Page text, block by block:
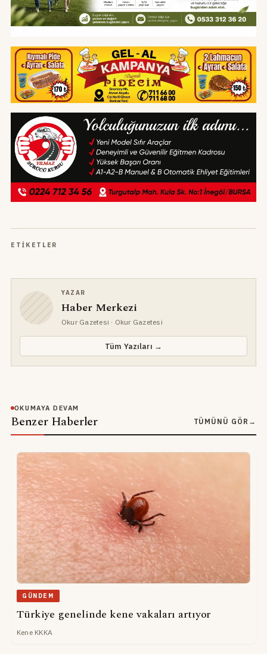
ETIKETLER
YAZAR
Haber Merkezi
Okur Gazetesi · Okur Gazetesi
Tüm Yazıları →
OKUMAYA DEVAM
Benzer Haberler TÜMÜNÜ GÖR →
GÜNDEM
Türkiye genelinde kene vakaları artıyor
Kene KKKA